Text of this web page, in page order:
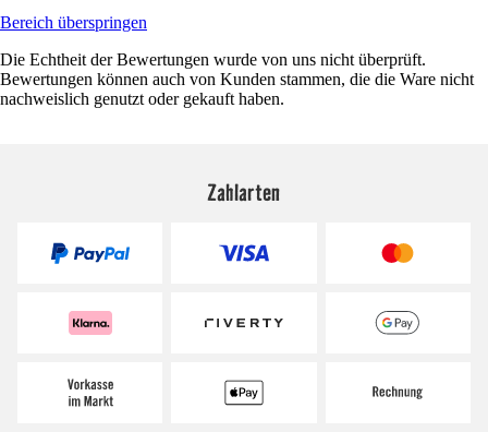
Bereich überspringen
Die Echtheit der Bewertungen wurde von uns nicht überprüft.
Bewertungen können auch von Kunden stammen, die die Ware nicht
nachweislich genutzt oder gekauft haben.
Zahlarten